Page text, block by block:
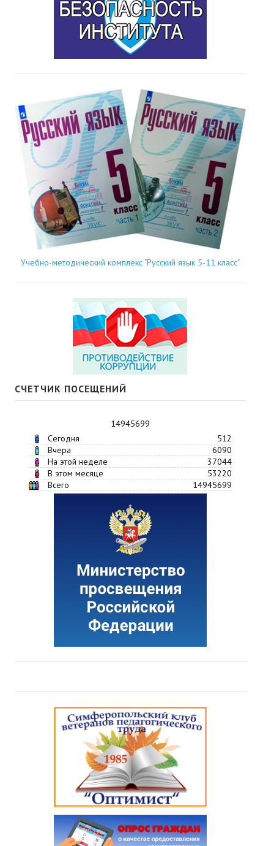
Учебно-методический комплекс "Русский язык 5-11 класс"
СЧЕТЧИК ПОСЕЩЕНИЙ
14945699
Сегодня
512
Вчера
6090
На этой неделе
37044
В этом месяце
53220
Всего
14945699